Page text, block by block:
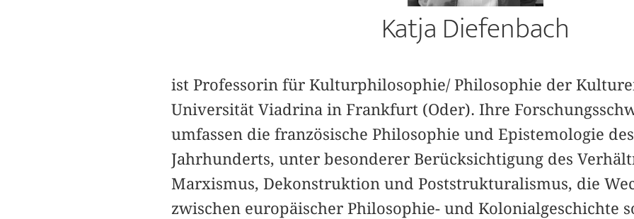
Katja Diefenbach
ist Professorin für Kulturphilosophie/ Philosophie der
Universität Viadrina in Frankfurt (Oder). Ihre
umfassen die französische Philosophie und Epistemologie
Jahrhunderts, unter besonderer Berücksichtigung des
Marxismus, Dekonstruktion und Poststrukturalismus, die
zwischen europäischer Philosophie- und Kolonialgeschichte